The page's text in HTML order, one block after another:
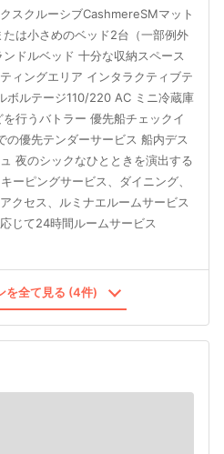
スクルーシブCashmereSMマット
は小さめのベッド2台（一部例外
ドルベッド 十分な収納スペース
ィングエリア インタラクティブテ
ボルテージ110/220 AC ミニ冷蔵庫
行うバトラー 優先船チェックイ
の優先テンダーサービス 船内デス
夜のシックなひとときを演出する
ーピングサービス、ダイニング、
クセス、ルミナエルームサービス
じて24時間ルームサービス
を全て見る (4件)